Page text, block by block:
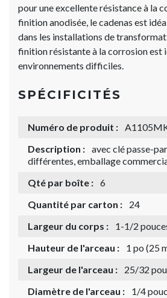
pour une excellente résistance à la
finition anodisée, le cadenas est
dans les installations de
finition résistante à la corrosion est
environnements difficiles.
SPÉCIFICITÉS
Numéro de produit :
Description : avec clé passe-
différentes, emballage
Qté par boîte : 6
Quantité par carton :
24
Largeur du corps :
1-1/2
Hauteur de l'arceau :
1 po (25
Largeur de l'arceau :
25/32
Diamètre de l'arceau :
1/4